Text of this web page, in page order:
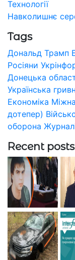
Технології
Навколишнє
Tags
Дональд Трамп
Росіяни
Донецька
Українська
Економіка
дотепер)
оборона
Recent posts